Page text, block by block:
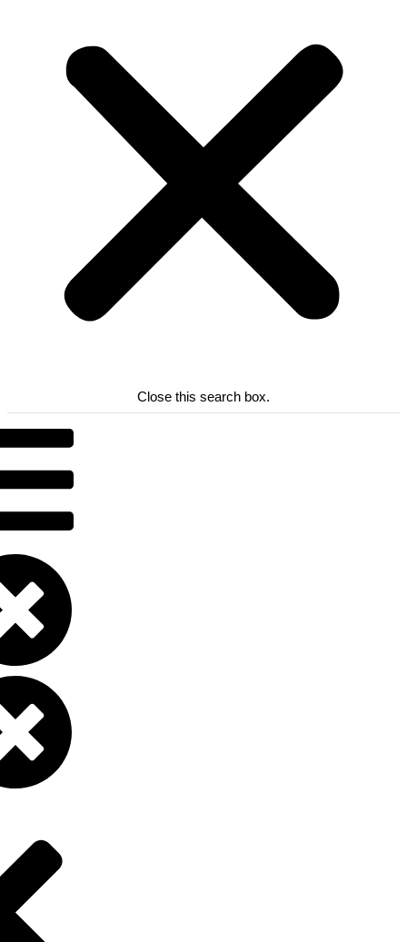
Close this search box.